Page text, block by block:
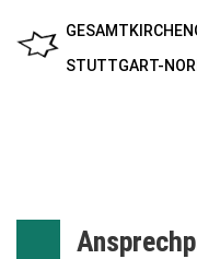
STUTTGART-